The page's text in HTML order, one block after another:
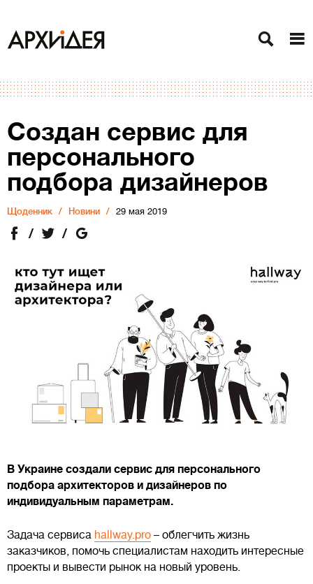
Создан сервис для
персонального
подбора дизайнеров
Щоденник Новини 29 мая 2019
В Украине создали сервис для персонального
подбора архитекторов и дизайнеров по
индивидуальным параметрам.
Задача сервиса hallway.pro – облегчить жизнь
заказчиков, помочь специалистам находить интересные
проекты и вывести рынок на новый уровень.